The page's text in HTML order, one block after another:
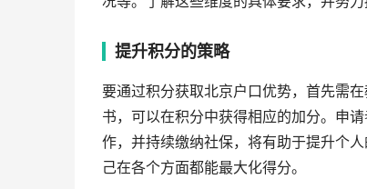
提升积分的策略
要通过积分获取北京户口优势，首先需
书，可以在积分中获得相应的加分。申
作，并持续缴纳社保，将有助于提升个
己在各个方面都能最大化得分。